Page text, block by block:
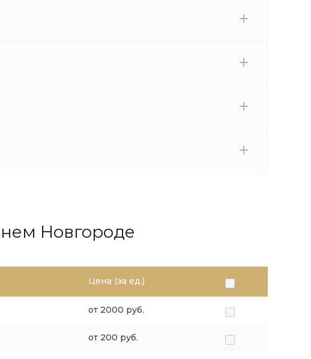
Новгороде
Цена (за ед.)
от 2000 руб.
от 200 руб.